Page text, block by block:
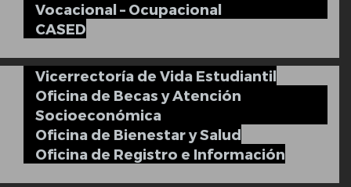
Vocacional – Ocupacional
CASED
Vicerrectoría de Vida Estudiantil
Oficina de Becas y Atención
Socioeconómica
Oficina de Bienestar y Salud
Oficina de Registro e Información